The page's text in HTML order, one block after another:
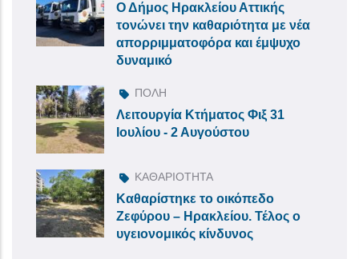
Ο Δήμος Ηρακλείου Αττικής
τονώνει την καθαριότητα με νέα
απορριμματοφόρα και έμψυχο
δυναμικό
ΠΟΛΗ
Λειτουργία Κτήματος Φιξ 31
Ιουλίου - 2 Αυγούστου
ΚΑΘΑΡΙΟΤΗΤΑ
Καθαρίστηκε το οικόπεδο
Ζεφύρου – Ηρακλείου. Τέλος ο
υγειονομικός κίνδυνος